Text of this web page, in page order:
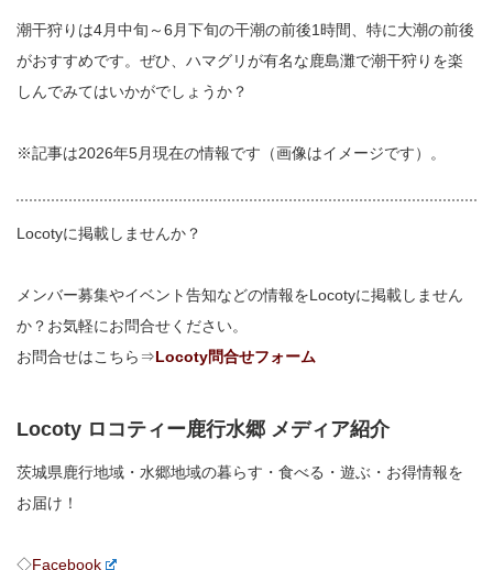
潮干狩りは4月中旬～6月下旬の干潮の前後1時間、特に大潮の前後
がおすすめです。ぜひ、ハマグリが有名な鹿島灘で潮干狩りを楽
しんでみてはいかがでしょうか？
※記事は2026年5月現在の情報です（画像はイメージです）。
Locotyに掲載しませんか？
メンバー募集やイベント告知などの情報をLocotyに掲載しません
か？お気軽にお問合せください。
お問合せはこちら⇒Locoty問合せフォーム
Locoty ロコティー鹿行水郷 メディア紹介
茨城県鹿行地域・水郷地域の暮らす・食べる・遊ぶ・お得情報を
お届け！
◇Facebook